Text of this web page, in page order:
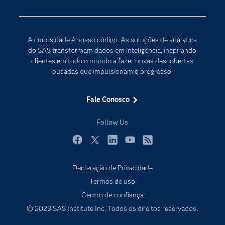
A curiosidade é nosso código. As soluções de analytics
do SAS transformam dados em inteligência, inspirando
clientes em todo o mundo a fazer novas descobertas
ousadas que impulsionam o progresso.
Fale Conosco
Follow Us
Documentação
Empresa
Estudante
Experimentar / Comprar
Produtos
Sala de Notícias
SAS Viya
Transformação digital
Declaração de Privacidade
Termos de uso
Centro de confiança
© 2023 SAS Institute Inc. Todos os direitos reservados.